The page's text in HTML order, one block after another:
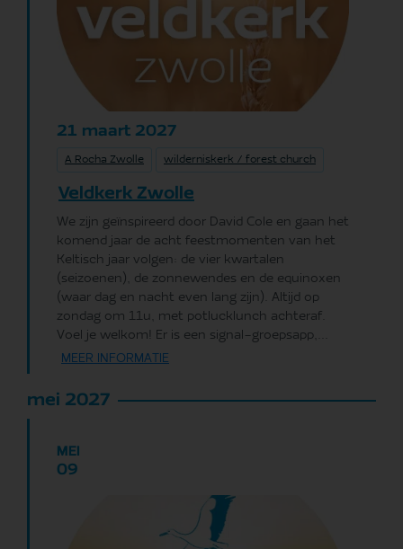
21 maart 2027
A Rocha Zwolle wilderniskerk / forest church
Veldkerk Zwolle
We zijn geïnspireerd door David Cole en gaan het
komend jaar de acht feestmomenten van het
Keltisch jaar volgen: de vier kwartalen
(seizoenen), de zonnewendes en de equinoxen
(waar dag en nacht even lang zijn). Altijd op
zondag om 11u, met potlucklunch achteraf.
Voel je welkom! Er is een signal-groepsapp,...
MEER INFORMATIE
mei 2027
MEI
09